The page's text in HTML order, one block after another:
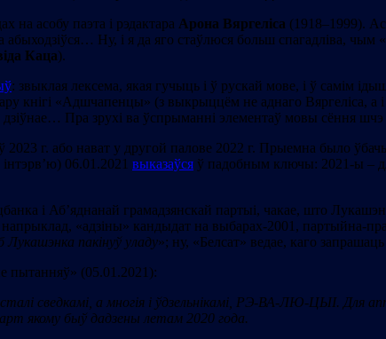
на асобу паэта і рэдактара Арона Вяргеліса (1918–1999).
абыходзіўся… Ну, і я да яго стаўлюся больш спагадліва, чым
Каца).
: звыклая лексема, якая гучыць і ў рускай мове, і ў самім
кнігі «Адшчапенцы» (з выкрыццём не аднаго Вяргеліса, а
дзіўнае… Пра зрухі ва ўспрыманні элементаў мовы сёння шчэ
2023 г. або нават у другой палове 2022 г. Прыемна было
06.01.2021 выказаўся ў падобным ключы: 2021-ы –
і Аб’яднанай грамадзянскай партыі, чакае, што
«адзіны» кандыдат на выбарах-2001, партыйна-
пакінуў уладу»; ну, «Белсат» ведае, каго
пытанняў» (05.01.2021):
сведкамі, а многія і ўдзельнікамі, РЭ-ВА-ЛЮ-ЦЫІ. Для
якому быў дадзены летам 2020 года.